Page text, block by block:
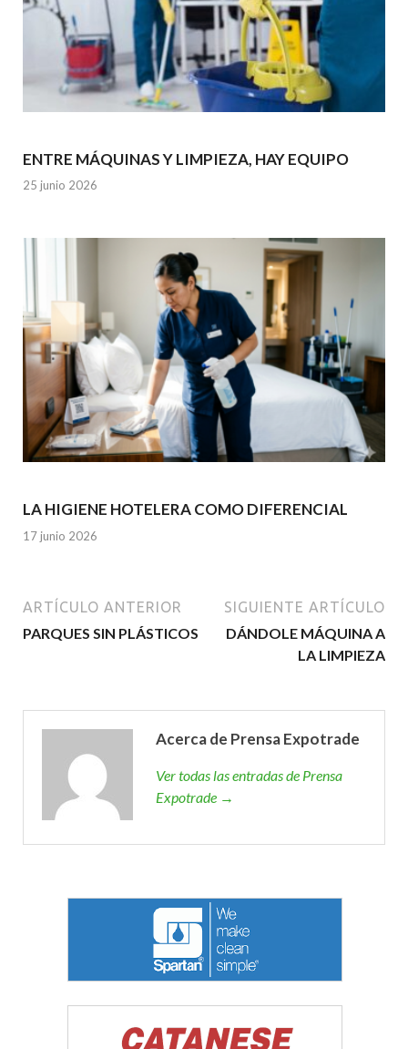
ENTRE MÁQUINAS Y LIMPIEZA, HAY EQUIPO
25 junio 2026
LA HIGIENE HOTELERA COMO DIFERENCIAL
17 junio 2026
ARTÍCULO ANTERIOR
PARQUES SIN PLÁSTICOS
SIGUIENTE ARTÍCULO
DÁNDOLE MÁQUINA A
LA LIMPIEZA
Acerca de Prensa Expotrade
Ver todas las entradas de Prensa
Expotrade →